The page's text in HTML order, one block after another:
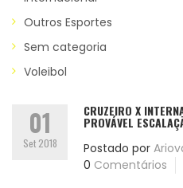
Outros Esportes
Sem categoria
Voleibol
01
Set 2018
CRUZEIRO X
PROVÁVEL
Postado por
0 Comentários